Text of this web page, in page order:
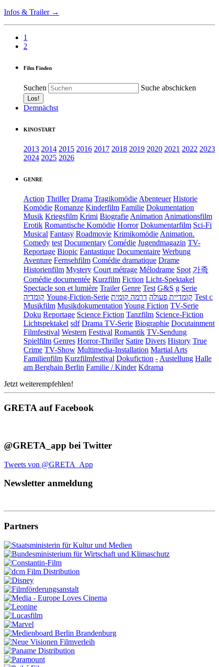
Infos & Trailer →
1
2
Film Finden
Suchen Suche abschicken
Demnächst
KINOSTART
2013 2014 2015 2016 2017 2018 2019 2020 2021 2022 2023
2024 2025 2026
GENRE
Action Thriller Drama Tragikomödie Abenteuer Historie
Komödie Romanze Kinderfilm Familie Dokumentation
Musik Kriegsfilm Krimi Biografie Animation Animationsfilm
Erotik Romantische Komödie Horror Dokumentarfilm Sci-Fi
Musical Fantasy Roadmovie Krimikomödie Animation.
Comedy test Documentary Comédie Jugendmagazin TV-
Reportage Biopic Fantastique Documentaire Werbung
Aventure Fernsehfilm Comédie dramatique Drame
Historienfilm Mystery Court métrage Mélodrame Spot 가족
Comédie documentée Kurzfilm Fiction Licht-Spektakel
Spectacle son et lumière Trailer Genre Test G&S g Serie
קומדיה Young-Fiction-Serie קומדיית פעולה דרמה קומית
Test c
Musikfilm Musikdokumentation Young Fiction TV-Serie
Doku Reportage Science Fiction Tanzfilm Science-Fiction
Lichtspektakel sdf Drama TV-Serie Biographie Docutainment
Filmfestival Western Festival Romantik TV-Sendung
Spielfilm Genres Horror-Thriller Satire Divers History True
Crime TV-Show Multimedia-Installation Martial Arts
Familienfilm Kurzfilmfestival Dokufiction - Austellung Halle
am Berghain Berlin Familie / Kinder Kdrama
Jetzt weiterempfehlen!
GRETA auf Facebook
@GRETA_app bei Twitter
Tweets von @GRETA_App
Newsletter anmeldung
Partners